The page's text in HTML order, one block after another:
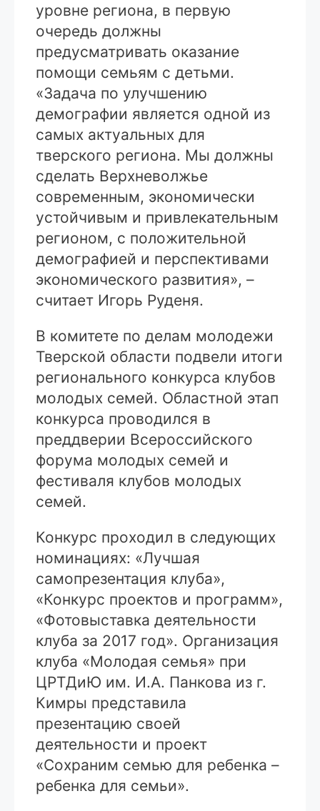
уровне региона, в первую
очередь должны
предусматривать оказание
помощи семьям с детьми.
«Задача по улучшению
демографии является одной из
самых актуальных для
тверского региона. Мы должны
сделать Верхневолжье
современным, экономически
устойчивым и привлекательным
регионом, с положительной
демографией и перспективами
экономического развития», –
считает Игорь Руденя.
В комитете по делам молодежи
Тверской области подвели итоги
регионального конкурса клубов
молодых семей. Областной этап
конкурса проводился в
преддверии Всероссийского
форума молодых семей и
фестиваля клубов молодых
семей.
Конкурс проходил в следующих
номинациях: «Лучшая
самопрезентация клуба»,
«Конкурс проектов и программ»,
«Фотовыставка деятельности
клуба за 2017 год». Организация
клуба «Молодая семья» при
ЦРТДиЮ им. И.А. Панкова из г.
Кимры представила
презентацию своей
деятельности и проект
«Сохраним семью для ребенка –
ребенка для семьи».